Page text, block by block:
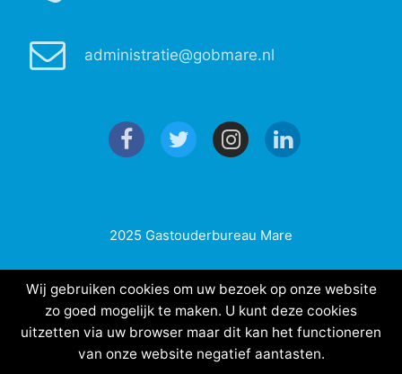
administratie@gobmare.nl
2025 Gastouderbureau Mare
Wij gebruiken cookies om uw bezoek op onze website
zo goed mogelijk te maken. U kunt deze cookies
uitzetten via uw browser maar dit kan het functioneren
van onze website negatief aantasten.